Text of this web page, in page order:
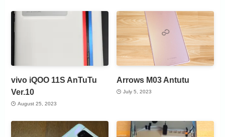
vivo iQOO 11S AnTuTu
Ver.10
August 25, 2023
Arrows M03 Antutu
July 5, 2023